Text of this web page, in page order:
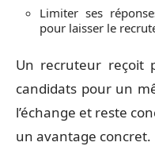
Limiter ses
pour laisser le
Un recruteur reçoit
candidats pour un
l’échange et reste
un avantage concret.